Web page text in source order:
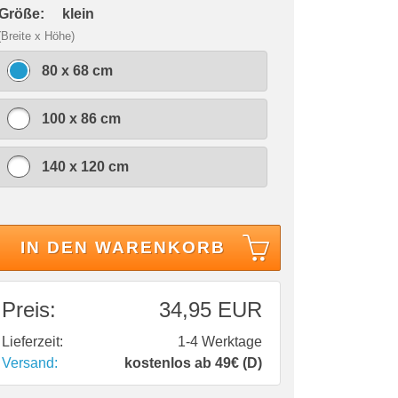
klein
x Höhe)
80 x 68 cm
100 x 86 cm
140 x 120 cm
IN DEN WARENKORB
Preis: 34,95 EUR
Lieferzeit:
1-4 Werktage
Versand:
kostenlos ab 49€ (D)